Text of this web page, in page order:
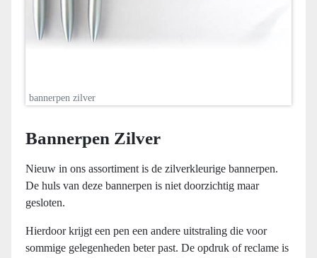
bannerpen zilver
Bannerpen Zilver
Nieuw in ons assortiment is de zilverkleurige bannerpen.
De huls van deze bannerpen is niet doorzichtig maar
gesloten.
Hierdoor krijgt een pen een andere uitstraling die voor
sommige gelegenheden beter past. De opdruk of reclame is